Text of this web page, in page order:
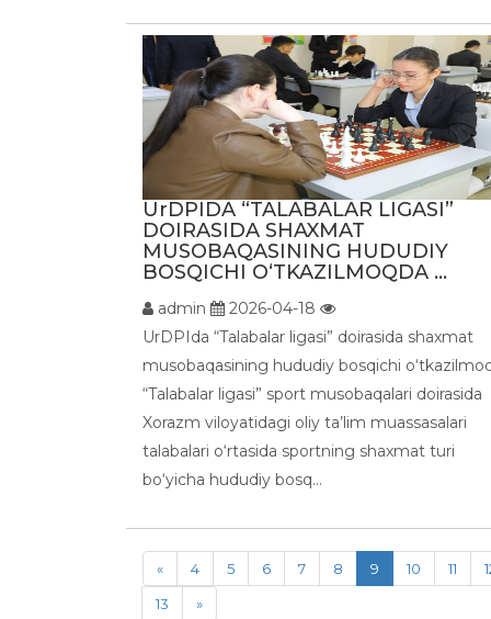
UrDPIDA “TALABALAR LIGASI”
DOIRASIDA SHAXMAT
MUSOBAQASINING HUDUDIY
BOSQICHI O‘TKAZILMOQDA ...
admin
2026-04-18
UrDPIda “Talabalar ligasi” doirasida shaxmat
musobaqasining hududiy bosqichi
“Talabalar ligasi” sport musobaqalari doirasida
Xorazm viloyatidagi oliy ta’lim muassasalari
talabalari o‘rtasida sportning shaxmat turi
bo‘yicha hududiy bosq...
« 4 5 6 7 8 9 10 11
13
»